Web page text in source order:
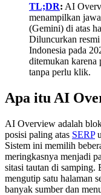
TL;DR: AI
menampilkan
(Gemini) di atas
Diluncurkan
Indonesia pada
ditemukan karena
tanpa perlu klik.
Apa itu AI
AI Overview adalah
posisi paling atas SERP
Sistem ini memilih
meringkasnya menjadi
sitasi tautan di samping.
mengutip satu halaman
banyak sumber dan